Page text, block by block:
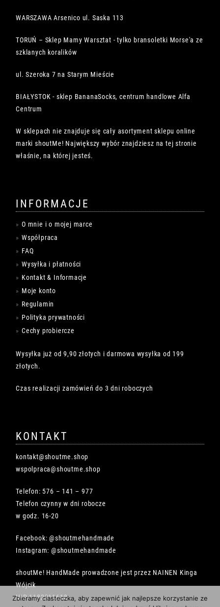
WARSZAWA Arsenico ul. Saska 113
TORUŃ – Sklep Mamy Warsztat - tylko bransoletki Morse'a ze
szklanych koralików
ul. Szeroka 7 na Starym Mieście
BIAŁYSTOK - sklep BananaSocks, centrum handlowe Alfa
Centrum
W sklepach nie znajduje się cały asortyment sklepu online
marki shoutMe! Największy wybór znajdziesz na tej stronie
właśnie, na której jesteś.
INFORMACJE
O mnie i o mojej marce
Współpraca
FAQ
Wysyłka i płatności
Kontakt & Informacje
Moje konto
Regulamin
Polityka prywatności
Cechy probiercze
Wysyłka już od 9,90 złotych i darmowa wysyłka od 199
złotych.
Czas realizacji zamówień do 3 dni roboczych
KONTAKT
kontakt@shoutme.shop
wspolpraca@shoutme.shop
Telefon: 576 – 141 – 977
Telefon czynny w dni robocze
w godz. 16-20
Facebook: @shoutmehandmade
Instagram: @shoutmehandmade
shoutMe! HandMade prowadzone jest przez NAINEN Kinga
Wójcik
NIP 1182211618
Zbieramy ciasteczka, aby zapewnić jak najlepsze korzystanie ze